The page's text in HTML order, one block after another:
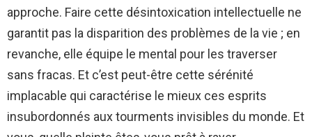
approche. Faire cette désintoxication intellectuelle ne
garantit pas la disparition des problèmes de la vie ; en
revanche, elle équipe le mental pour les traverser
sans fracas. Et c’est peut-être cette sérénité
implacable qui caractérise le mieux ces esprits
insubordonnés aux tourments invisibles du monde. Et